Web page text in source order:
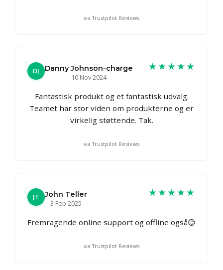
via Trustpilot Reviews
DJ
Danny Johnson-charge
10 Nov 2024
★★★★★
Fantastisk produkt og et fantastisk udvalg.
Teamet har stor viden om produkterne og er
virkelig støttende. Tak.
via Trustpilot Reviews
JT
John Teller
3 Feb 2025
★★★★★
Fremragende online support og offline også😊
via Trustpilot Reviews